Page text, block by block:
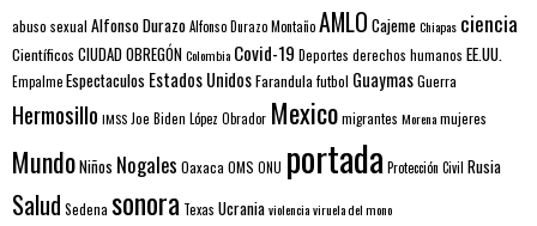
abuso sexual Alfonso DurazoAlfonso Durazo MontañoAMLO CajemeChiapas ciencia
Científicos CIUDAD OBREGÓNColombia Covid-19 Deportes derechos humanos EE.UU.
EmpalmeEspectaculos Estados UnidosFarandulafutbol GuaymasGuerra
Hermosillo IMSS Joe Biden López Obrador Mexicomigrantes Morenamujeres
MundoNiños Nogales Oaxaca OMS ONU portada Protección Civil Rusia
Salud Sedena sonora Texas Ucraniaviolenciaviruela del mono